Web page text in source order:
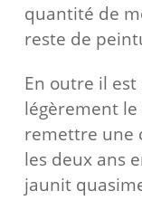
quantité de
reste de
En outre il
légèrement
remettre une
les deux ans
jaunit